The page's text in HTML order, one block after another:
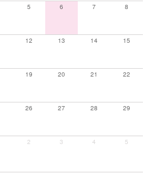
5 6 7 8
12 13 14 15
19 20 21 22
26 27 28 29
2 3 4 5